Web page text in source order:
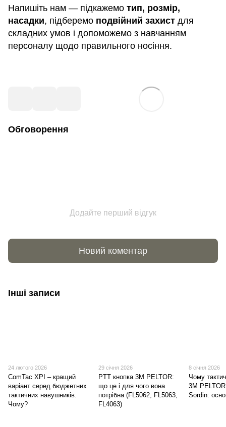
Напишіть нам — підкажемо тип, розмір,
насадки, підберемо подвійний захист для
складних умов і допоможемо з навчанням
персоналу щодо правильного носіння.
Обговорення
Додайте перший відгук
Новий коментар
Інші записи
24 лютого 2026
ComTac XPI – кращий
варіант серед бюджетних
тактичних навушників.
Чому?
29 січня 2026
PTT кнопка 3M PELTOR:
що це і для чого вона
потрібна (FL5062, FL5063,
FL4063)
8 січня 2026
Чому
3M
Sordin: